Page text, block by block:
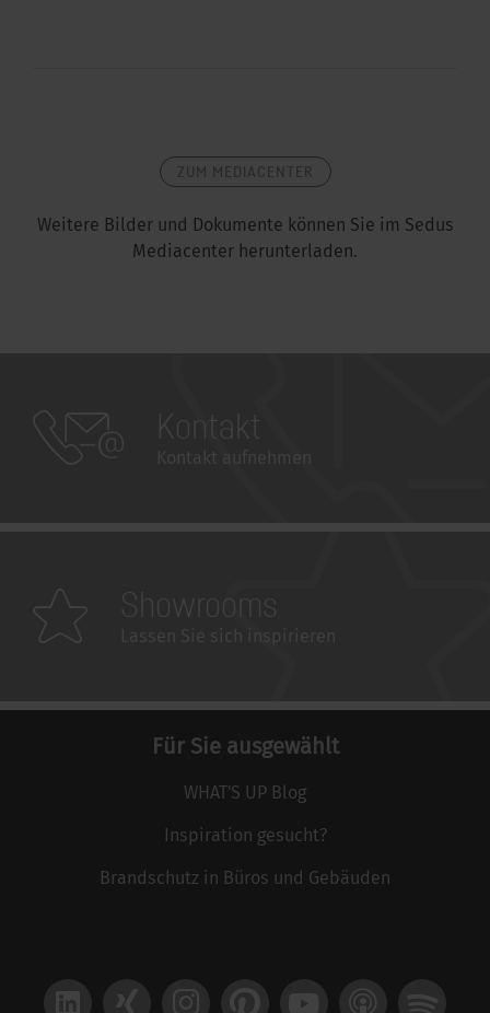
Weitere Bilder und Dokumente können Sie im Sedus
Mediacenter herunterladen.
Für Sie ausgewählt
WHAT'S UP Blog
Inspiration gesucht?
Brandschutz in Büros und Gebäuden